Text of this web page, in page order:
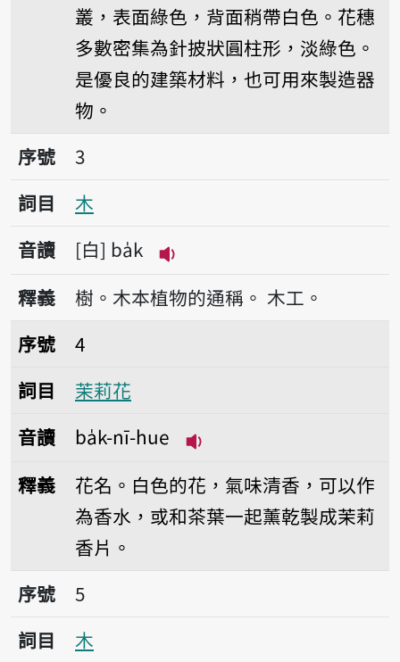
叢，表面綠色，背面稍帶白色。花穗
多數密集為針披狀圓柱形，淡綠色。
是優良的建築材料，也可用來製造器
物。
序號3木
序號
3
詞目
木
音讀
白 ba̍k
播放音讀ba̍k
釋義 樹。木本植物的通稱。 木工。
序號4茉莉花
序號
4
詞目
茉莉花
音讀
ba̍k-nī-hue
釋義
花名。白色的花，氣味清香，可以作
為香水，或和茶葉一起薰乾製成茉莉
香片。
序號5木
序號
5
詞目
木